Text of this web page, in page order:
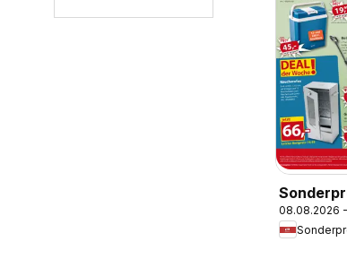
Baumarkt
Prospekt
08.08.2026